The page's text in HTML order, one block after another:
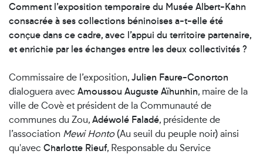
Comment l’exposition temporaire du Musée Albert-Kahn
consacrée à ses collections béninoises a-t-elle été
conçue dans ce cadre, avec l’appui du territoire partenaire,
et enrichie par les échanges entre les deux collectivités ?
Commissaire de l’exposition,Julien Faure-Conorton
dialoguera avec Amoussou Auguste Aïhunhin, maire de la
ville de Covè et président de la Communauté de
communes du Zou,Adéwolé Faladé, présidente de
l’association Mewi Honto(Au seuil du peuple noir) ainsi
qu'avec Charlotte Rieuf, Responsable du Service